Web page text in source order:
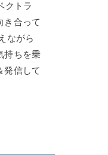
クトラ
き合って
ながら
持ちを乗
発信して